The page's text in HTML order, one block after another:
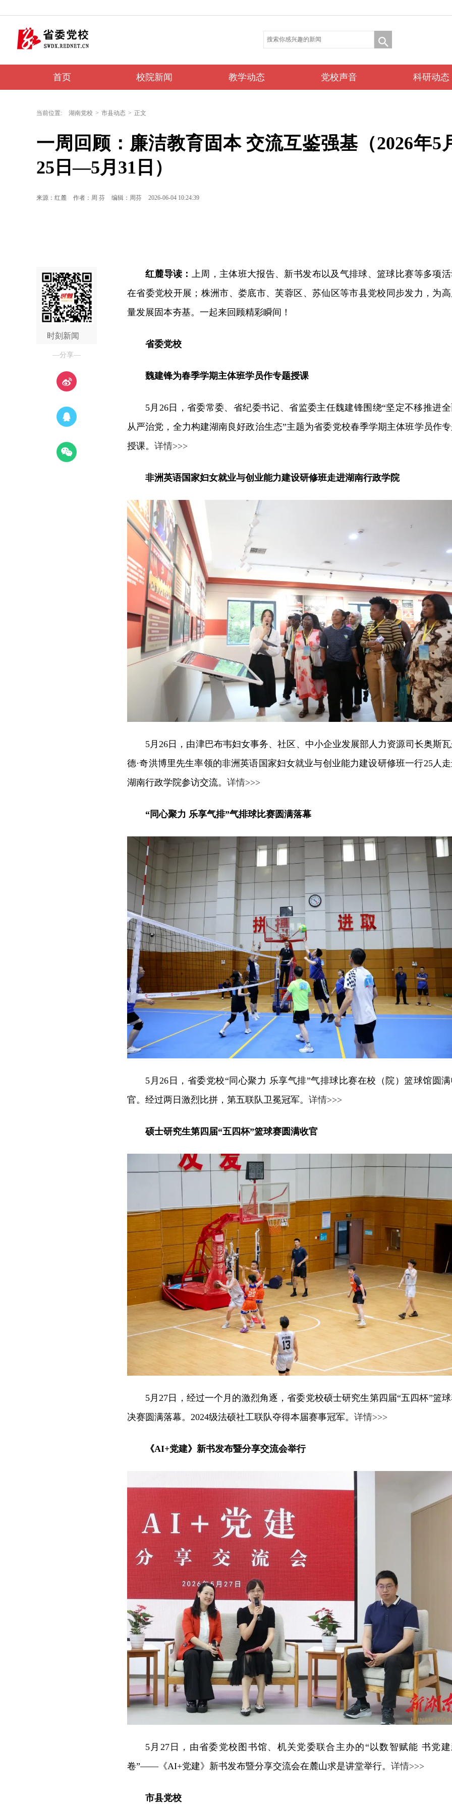
首页 校院新闻 教学动态 党校声音 科研动态
当前位置: 湖南党校 > 市县动态 > 正文
一周回顾：廉洁教育固本 交流互鉴强基（2026年5
25日—5月31日）
来源：红麓 作者：周 芬 编辑：周芬 2026-06-04 10:24:39
时刻新闻
—分享—
红麓导读： 上周，主体班大报告、新书发布以及气排球、篮球比赛等多项
在省委党校开展；株洲市、娄底市、芙蓉区、苏仙区等市县党校同步发力，为
量发展固本夯基。一起来回顾精彩瞬间！
省委党校
魏建锋为春季学期主体班学员作专题授课
5月26日，省委常委、省纪委书记、省监委主任魏建锋围绕“坚定不移推进
从严治党，全力构建湖南良好政治生态”主题为省委党校春季学期主体班学员作
授课。 详情>>>
非洲英语国家妇女就业与创业能力建设研修班走进湖南行政学院
5月26日，由津巴布韦妇女事务、社区、中小企业发展部人力资源司长奥斯
德·奇洪博里先生率领的非洲英语国家妇女就业与创业能力建设研修班一行25人
湖南行政学院参访交流。 详情>>>
“同心聚力 乐享气排”气排球比赛圆满落幕
5月26日，省委党校“同心聚力 乐享气排”气排球比赛在校（院）篮球馆圆
官。经过两日激烈比拼，第五联队卫冕冠军。 详情>>>
硕士研究生第四届“五四杯”篮球赛圆满收官
5月27日，经过一个月的激烈角逐，省委党校硕士研究生第四届“五四杯”篮
决赛圆满落幕。2024级法硕社工联队夺得本届赛事冠军。 详情>>>
《AI+党建》新书发布暨分享交流会举行
5月27日，由省委党校图书馆、机关党委联合主办的“以数智赋能 书党
卷”——《AI+党建》新书发布暨分享交流会在麓山求是讲堂举行。 详情>>>
市县党校